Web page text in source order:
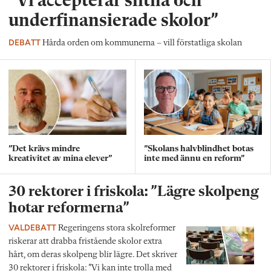
underfinansierade skolor”
DEBATT Hårda orden om kommunerna – vill förstatliga skolan
”Det krävs mindre
kreativitet av mina elever”
”Skolans halvblindhet botas
inte med ännu en reform”
30 rektorer i friskola: ”Lägre skolpeng
hotar reformerna”
VALDEBATT Regeringens stora skolreformer
riskerar att drabba fristående skolor extra
hårt, om deras skolpeng blir lägre. Det skriver
30 rektorer i friskola: ”Vi kan inte trolla med